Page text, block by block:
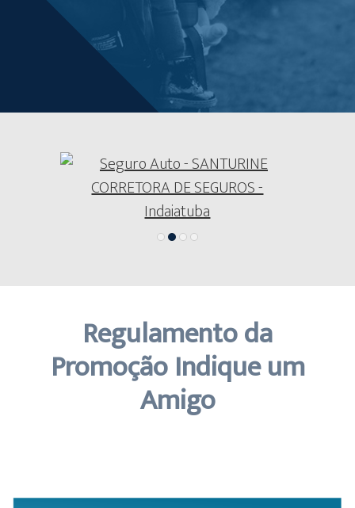
Regulamento da
Promoção Indique um
Amigo